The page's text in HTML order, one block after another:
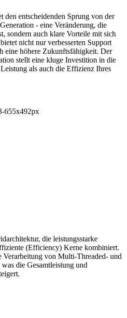
den entscheidenden Sprung von der
- eine Veränderung, die
sondern auch klare Vorteile mit sich
nicht nur verbesserten Support
eine höhere Zukunftsfähigkeit. Der
stellt eine kluge Investition in die
als auch die Effizienz Ihres
die leistungsstarke
(Efficiency) Kerne kombiniert.
Verarbeitung von Multi-Threaded- und
die Gesamtleistung und